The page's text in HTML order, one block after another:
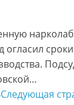
огласил
Следующая